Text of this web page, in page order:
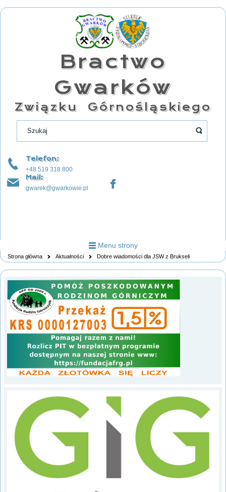
Bractwo
Gwarków
Związku Górnośląskiego
Telefon:
+48 519 318 800
Mail:
gwarek@gwarkowie.pl
Menu strony
Strona główna Aktualności Dobre wiadomości dla JSW z Brukseli